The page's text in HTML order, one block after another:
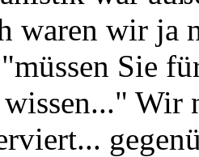
waren wir ja
Sie
Wir